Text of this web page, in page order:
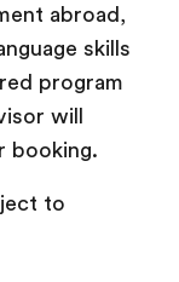
abroad,
skills
program
will
booking.
to